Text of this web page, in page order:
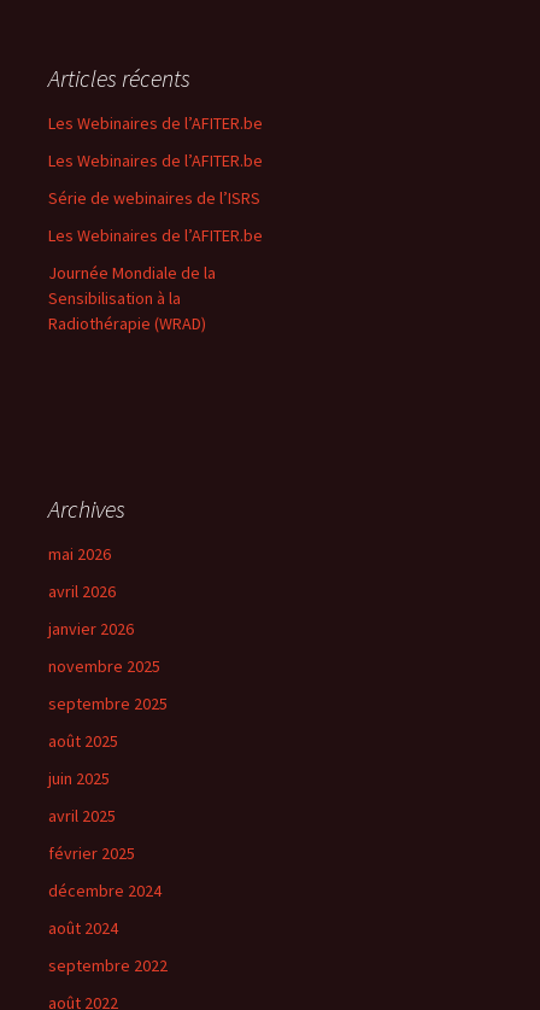
r
c
e
r
:
Articles récents
Les Webinaires de l’AFITER.be
Les Webinaires de l’AFITER.be
Série de webinaires de l’ISRS
Les Webinaires de l’AFITER.be
Journée Mondiale de la
Sensibilisation à la
Radiothérapie (WRAD)
Archives
mai 2026
avril 2026
janvier 2026
novembre 2025
septembre 2025
août 2025
juin 2025
avril 2025
février 2025
décembre 2024
août 2024
septembre 2022
août 2022